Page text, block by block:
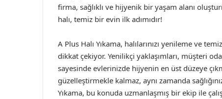
firma, sağlıklı ve hijyenik bir yaşam alanı
halı, temiz bir evin ilk adımıdır!
A Plus Halı Yıkama, halılarınızı yenileme ve
dikkat çekiyor. Yenilikçi yaklaşımları, müşteri
sayesinde evlerinizde hijyenin en üst düzeye
güzelleştirmekle kalmaz, aynı zamanda
Yıkama, bu konuda uzmanlaşmış bir ekip ile